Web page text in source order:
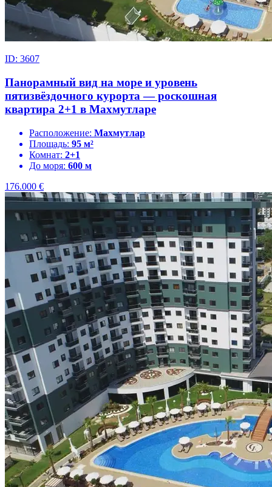
ID: 3607
Панорамный вид на море и уровень
пятизвёздочного курорта — роскошная
квартира 2+1 в Махмутларе
Расположение: Махмутлар
Площадь: 95 м²
Комнат: 2+1
До моря: 600 м
176.000 €